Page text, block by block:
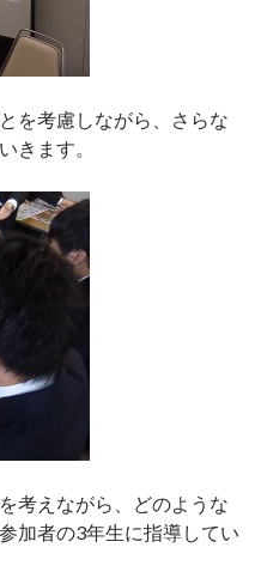
を考慮しながら、さらな
きます。
考えながら、どのような
加者の3年生に指導してい